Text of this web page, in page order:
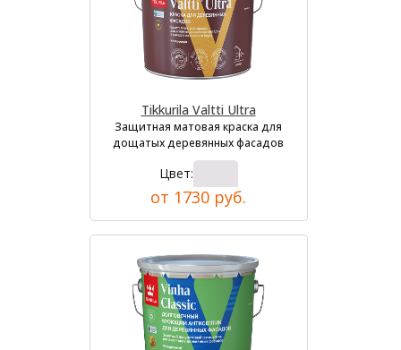
Tikkurila Valtti Ultra
Защитная матовая краска для
дощатых деревянных фасадов
Цвет:
от 1730 руб.